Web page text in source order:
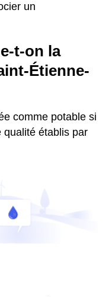
un
t-on la
Étienne-
comme potable si
qualité établis par